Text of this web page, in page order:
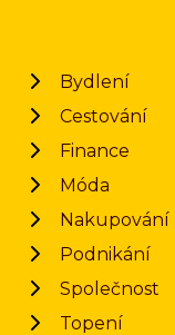
Bydlení
Cestování
Finance
Móda
Nakupování
Podnikání
Společnost
Topení